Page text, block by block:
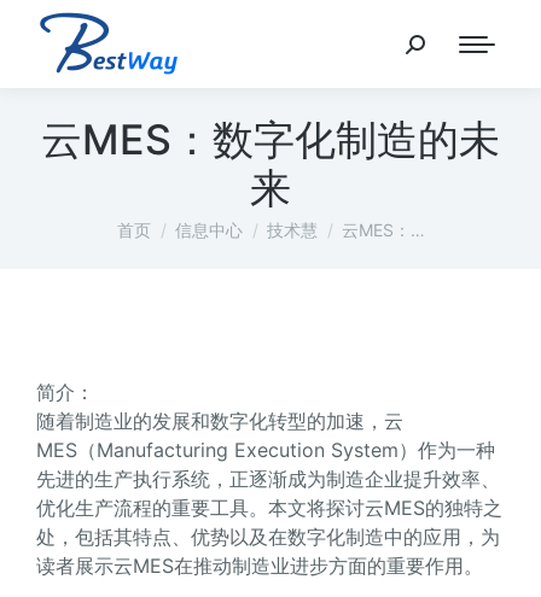
云MES：数字化制造的未
来
您在这里：
首页 信息中心 技术慧 云MES：…
简介：
随着制造业的发展和数字化转型的加速，云
MES（Manufacturing Execution System）作为一种
先进的生产执行系统，正逐渐成为制造企业提升效率、
优化生产流程的重要工具。本文将探讨云MES的独特之
处，包括其特点、优势以及在数字化制造中的应用，为
读者展示云MES在推动制造业进步方面的重要作用。